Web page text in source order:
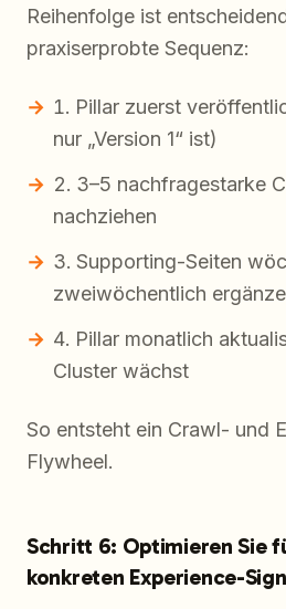
Reihenfolge ist
praxiserprobte Sequenz:
Pillar zuerst
nur „Version 1“ ist)
3–5 nachfragestarke
nachziehen
Supporting-Seiten
zweiwöchentlich
Pillar monatlich
Cluster wächst
So entsteht ein Crawl- und
Flywheel.
Schritt 6: Optimieren Sie
konkreten Experience-